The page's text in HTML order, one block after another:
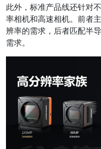
此外，标准产品线还针对
率相机和高速相机。前者
辨率的需求，后者匹配半
需求。